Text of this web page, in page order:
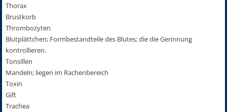
Thorax
Brustkorb
Thrombozyten
Blutplättchen; Formbestandteile des Blutes; die die Gerinnung
kontrollieren.
Tonsillen
Mandeln; liegen im Rachenbereich
Toxin
Gift
Trachea